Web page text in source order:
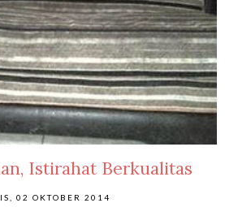
Istirahat Berkualitas
02 OKTOBER 2014